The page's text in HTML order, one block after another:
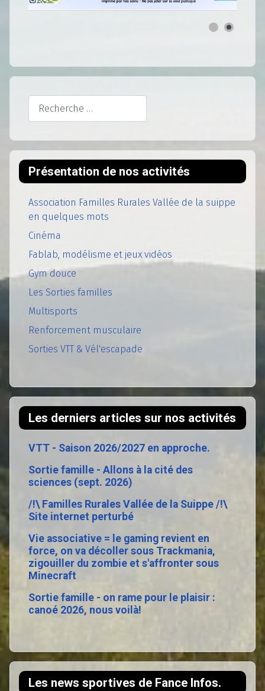
Rechercher
Présentation de nos activités
Association Familles Rurales Vallée de la suippe
en quelques mots
Cinéma
Fablab, modélisme et jeux vidéos
Gym douce
Les Sorties familles
Multisports
Renforcement musculaire
Sorties VTT & Vél'escapade
Les derniers articles sur nos activités
VTT - Saison 2026/2027 en approche.
Sortie famille - Allons à la cité des
sciences (sept. 2026)
/!\ Familles Rurales Vallée de la Suippe /!\
Site internet perturbé
Vie associative = le gaming revient en
force, on va décoller sous Trackmania,
zigouiller du zombie et s'affronter sous
Minecraft
Sortie famille - on rame pour le plaisir :
canoé 2026, nous voilà!
Les news sportives de Fance Infos.